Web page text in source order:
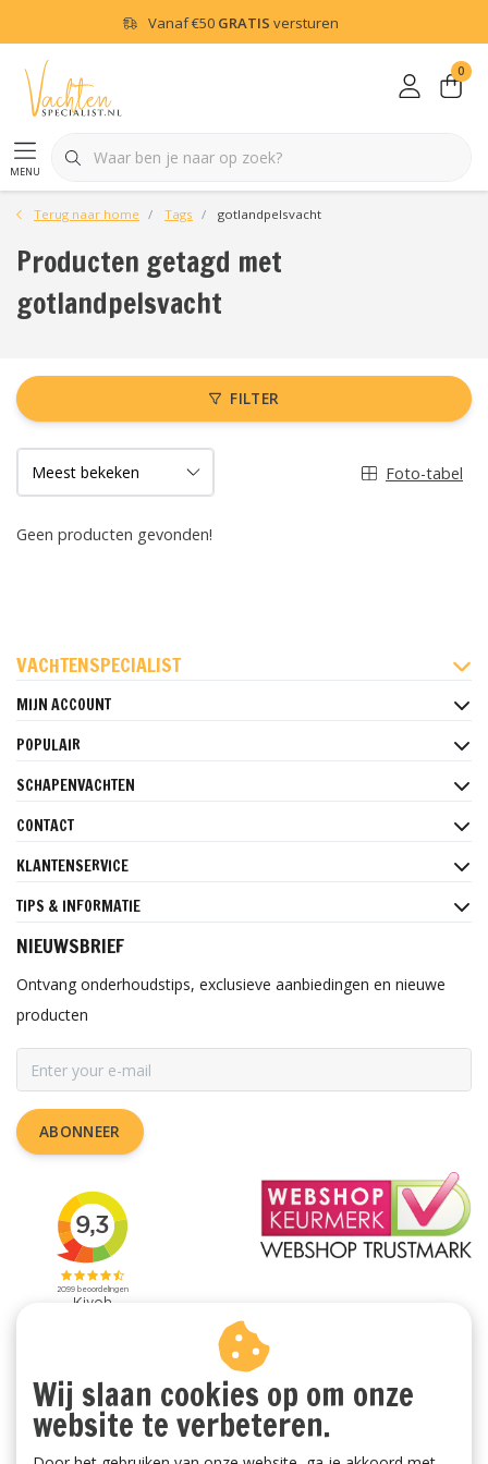
Vanaf€50 GRATIS versturen
menu
0
Terug naar home Tags gotlandpelsvacht
Producten getagd met
gotlandpelsvacht
FILTER
Foto-tabel
Geen producten gevonden!
VACHTENSPECIALIST
MIJN ACCOUNT
POPULAIR
SCHAPENVACHTEN
CONTACT
KLANTENSERVICE
TIPS & INFORMATIE
NIEUWSBRIEF
Ontvang onderhoudstips, exclusieve aanbiedingen en nieuwe
producten
ABONNEER
Wij slaan cookies op om onze
website te verbeteren.